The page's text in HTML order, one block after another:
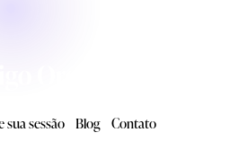
sua sessão Blog Contato